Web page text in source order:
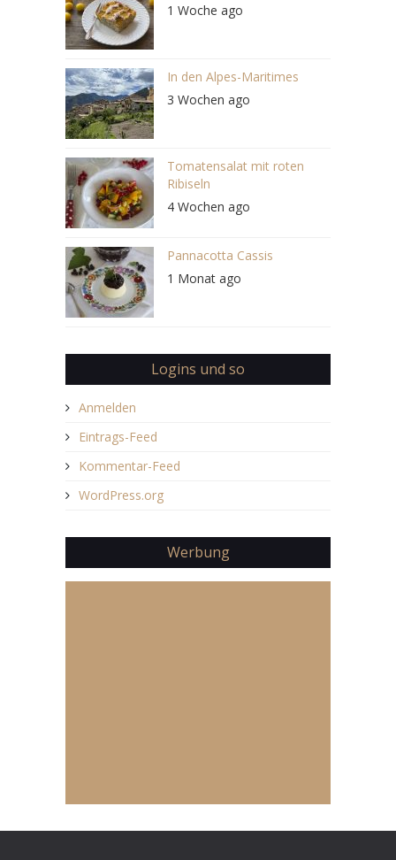
1 Woche ago
In den Alpes-Maritimes
3 Wochen ago
Tomatensalat mit roten
Ribiseln
4 Wochen ago
Pannacotta Cassis
1 Monat ago
Logins und so
Anmelden
Eintrags-Feed
Kommentar-Feed
WordPress.org
Werbung